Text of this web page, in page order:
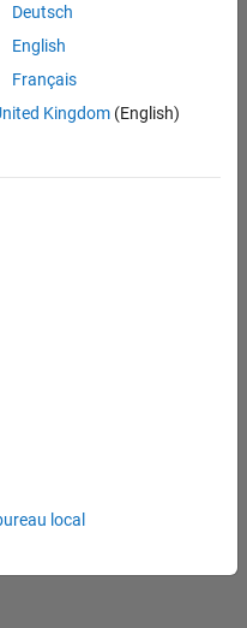
Deutsch
English
Français
Kingdom(English)
local